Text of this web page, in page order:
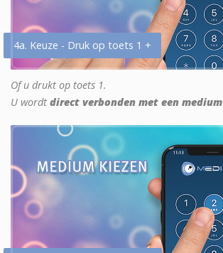
4a. Keuze - Druk op toets 1 +
Of u drukt op toets 1.
U wordt direct verbonden met een medium